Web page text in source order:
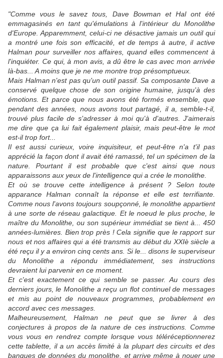
"Comme vous le savez tous, Dave Bowman et Hal ont été
emmagasinés en tant qu'émulations à l'intérieur du Monolithe
d'Europe. Apparemment, celui-ci ne désactive jamais un outil qui
a montré une fois son efficacité, et de temps à autre, il active
Halman pour surveiller nos affaires, quand elles commencent à
l'inquiéter. Ce qui, à mon avis, a dû être le cas avec mon arrivée
là-bas... A moins que je ne me montre trop présomptueux.
Mais Halman n'est pas qu'un outil passif. Sa composante Dave a
conservé quelque chose de son origine humaine, jusqu'à des
émotions. Et parce que nous avons été formés ensemble, que
pendant des années, nous avons tout partagé, il a, semble-t-il,
trouvé plus facile de s'adresser à moi qu'à d'autres. J'aimerais
me dire que ça lui fait également plaisir, mais peut-être le mot
est-il trop fort...
Il est aussi curieux, voire inquisiteur, et peut-être n'a t'il pas
apprécié la façon dont il avait été ramassé, tel un spécimen de la
nature. Pourtant il est probable que c'est ainsi que nous
apparaissons aux yeux de l'intelligence qui a crée le monolithe.
Et où se trouve cette intelligence à présent ? Selon toute
apparance Halman connaît la réponse et elle est terrifiante.
Comme nous l'avons toujours soupçonné, le monolithe appartient
à une sorte de réseau galactique. Et le noeud le plus proche, le
maître du Monolithe, ou son supérieur immédiat se tient à... 450
années-lumières. Bien trop près ! Cela signifie que le rapport sur
nous et nos affaires qui a été transmis au début du XXIè siècle a
été reçu il y a environ cinq cents ans. Si le... disons le superviseur
du Monolithe a répondu immédiatement, ses instructions
devraient lui parvenir en ce moment.
Et c'est exactement ce qui semble se passer. Au cours des
derniers jours, le Monolithe a reçu un flot continuel de messages
et mis au point de nouveaux programmes, probablement en
accord avec ces messages.
Malheureusement, Halman ne peut que se livrer à des
conjectures à propos de la nature de ces instructions. Comme
vous vous en rendrez compte lorsque vous téléréceptionnerez
cette tablette, il a un accès limité à la plupart des circuits et des
banques de données du monolithe, et arrive même à nouer une